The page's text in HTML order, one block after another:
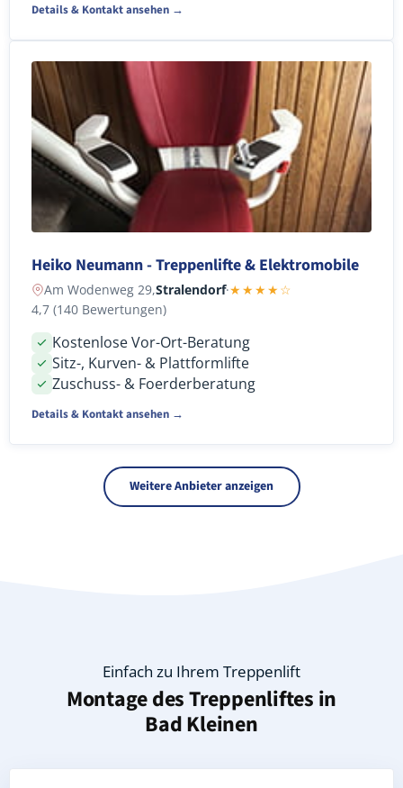
Details & Kontakt ansehen →
Heiko Neumann - Treppenlifte & Elektromobile
Am Wodenweg 29,Stralendorf·★★★★☆
4,7 (140 Bewertungen)
Kostenlose Vor-Ort-Beratung
Sitz-, Kurven- & Plattformlifte
Zuschuss- & Foerderberatung
Details & Kontakt ansehen →
Weitere Anbieter anzeigen
Einfach zu Ihrem Treppenlift
Montage des Treppenliftes in
Bad Kleinen